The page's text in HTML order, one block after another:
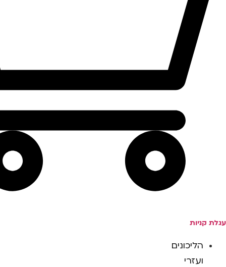
עגלת קניות
הליכונים
ועזרי